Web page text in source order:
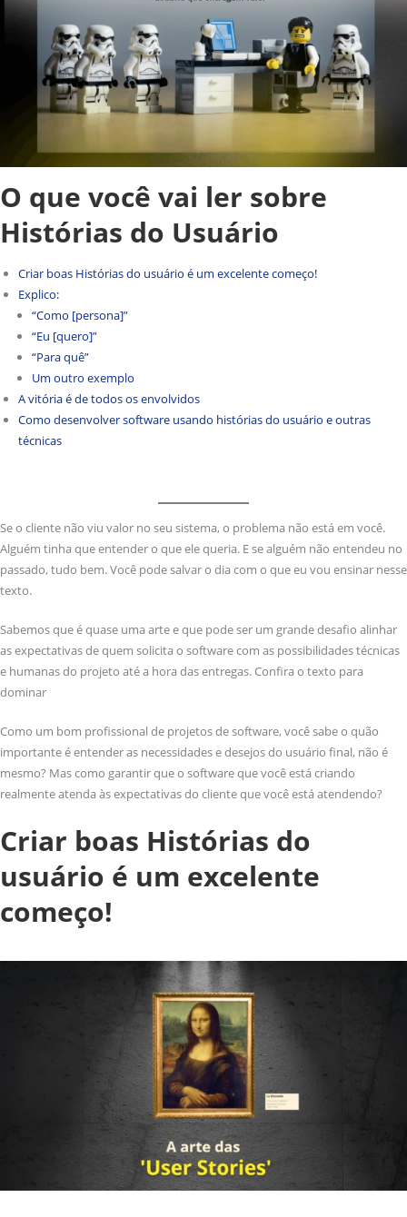
O que você vai ler sobre
Histórias do Usuário
Criar boas Histórias do usuário é um excelente começo!
Explico:
“Como [persona]”
“Eu [quero]”
“Para quê”
Um outro exemplo
A vitória é de todos os envolvidos
Como desenvolver software usando histórias do usuário e outras
técnicas
Se o cliente não viu valor no seu sistema, o problema não está em você.
Alguém tinha que entender o que ele queria. E se alguém não entendeu no
passado, tudo bem. Você pode salvar o dia com o que eu vou ensinar nesse
texto.
Sabemos que é quase uma arte e que pode ser um grande desafio alinhar
as expectativas de quem solicita o software com as possibilidades técnicas
e humanas do projeto até a hora das entregas. Confira o texto para
dominar
Como um bom profissional de projetos de software, você sabe o quão
importante é entender as necessidades e desejos do usuário final, não é
mesmo? Mas como garantir que o software que você está criando
realmente atenda às expectativas do cliente que você está atendendo?
Criar boas Histórias do
usuário é um excelente
começo!